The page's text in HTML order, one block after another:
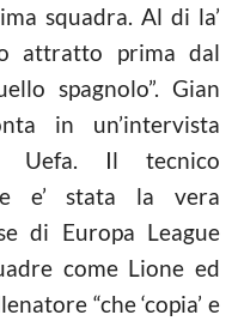
squadra. Al di la’
attratto prima dal
spagnolo”. Gian
in un’intervista
Uefa. Il tecnico
e’ stata la vera
di Europa League
come Lione ed
“che ‘copia’ e